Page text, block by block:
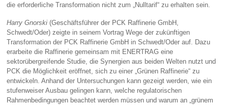
die erforderliche Transformation nicht zum „Nulltarif“ zu erhalten sein.
Harry Gnorski (Geschäftsführer der PCK Raffinerie GmbH,
Schwedt/Oder) zeigte in seinem Vortrag Wege der zukünftigen
Transformation der PCK Raffinerie GmbH in Schwedt/Oder auf. Dazu
erarbeite die Raffinerie gemeinsam mit ENERTRAG eine
sektorübergreifende Studie, die Synergien aus beiden Welten nutzt und
PCK die Möglichkeit eröffnet, sich zu einer „Grünen Raffinerie“ zu
entwickeln. Anhand der Untersuchungen kann gezeigt werden, wie ein
stufenweiser Ausbau gelingen kann, welche regulatorischen
Rahmenbedingungen beachtet werden müssen und warum an „grünem